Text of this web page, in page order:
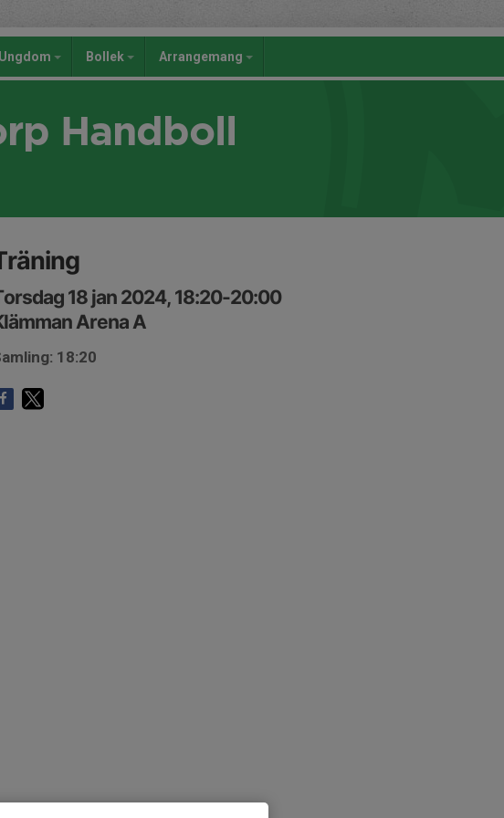
Ungdom Bollek Arrangemang
Handboll
18 jan 2024, 18:20-20:00
Arena A
18:20